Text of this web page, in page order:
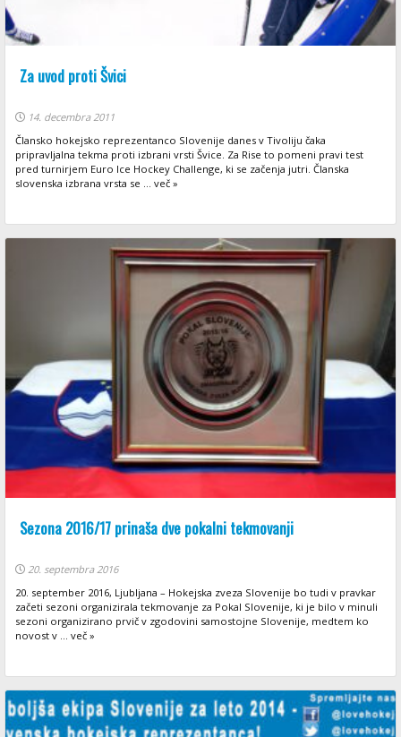
Za uvod proti Švici
14. decembra 2011
Člansko hokejsko reprezentanco Slovenije danes v Tivoliju čaka
pripravljalna tekma proti izbrani vrsti Švice. Za Rise to pomeni pravi test
pred turnirjem Euro Ice Hockey Challenge, ki se začenja jutri. Članska
slovenska izbrana vrsta se ... več »
Sezona 2016/17 prinaša dve pokalni tekmovanji
20. septembra 2016
20. september 2016, Ljubljana – Hokejska zveza Slovenije bo tudi v pravkar
začeti sezoni organizirala tekmovanje za Pokal Slovenije, ki je bilo v minuli
sezoni organizirano prvič v zgodovini samostojne Slovenije, medtem ko
novost v ... več »